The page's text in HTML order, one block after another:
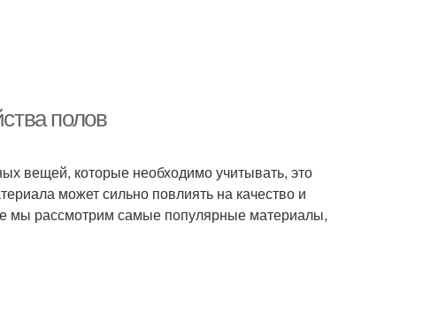
полов
вещей, которые необходимо учитывать, это
может сильно повлиять на качество и
мы рассмотрим самые популярные материалы,